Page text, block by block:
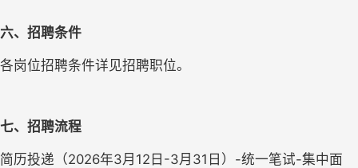
六、招聘条件
各岗位招聘条件详见招聘职位。
七、招聘流程
简历投递（2026年3月12日-3月31日）-统一笔试-集中面